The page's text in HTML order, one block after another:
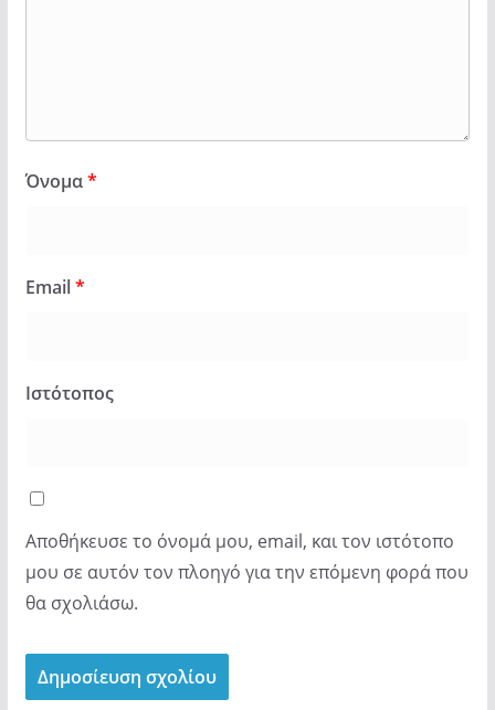
Όνομα*
Email*
Ιστότοπος
Αποθήκευσε το όνομά μου, email, και τον ιστότοπο
μου σε αυτόν τον πλοηγό για την επόμενη φορά που
θα σχολιάσω.